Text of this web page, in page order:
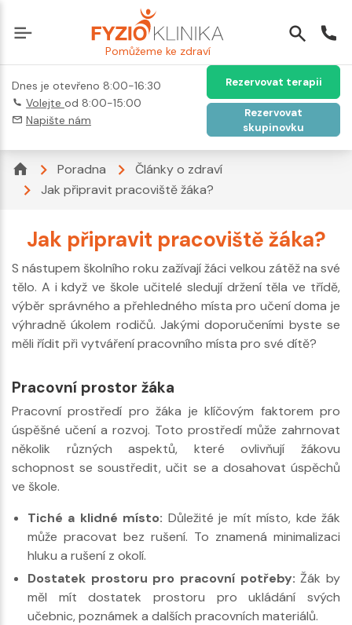
Pomůžeme ke zdraví
Dnes je otevřeno 8:00-16:30
Volejte od 8:00-15:00
Napište nám
Rezervovat terapii
Rezervovat
skupinovku
Poradna
Články o zdraví
Jak připravit pracoviště žáka?
Jak připravit pracoviště žáka?
S nástupem školního roku zažívají žáci velkou zátěž na své
tělo. A i když ve škole učitelé sledují držení těla ve třídě,
výběr správného a přehledného místa pro učení doma je
výhradně úkolem rodičů. Jakými doporučeními byste se
měli řídit při vytváření pracovního místa pro své dítě?
Pracovní prostor žáka
Pracovní prostředí pro žáka je klíčovým faktorem pro
úspěšné učení a rozvoj. Toto prostředí může zahrnovat
několik různých aspektů, které ovlivňují žákovu
schopnost se soustředit, učit se a dosahovat úspěchů
ve škole.
Tiché a klidné místo: Důležité je mít místo, kde žák
může pracovat bez rušení. To znamená minimalizaci
hluku a rušení z okolí.
Dostatek prostoru pro pracovní potřeby: Žák by
měl mít dostatek prostoru pro ukládání svých
učebnic, poznámek a dalších pracovních materiálů.